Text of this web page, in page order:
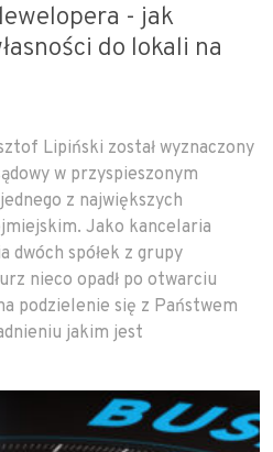
- jak
do lokali na
Lipiński został wyznaczony
w przyspieszonym
z największych
Jako kancelaria
dwóch spółek z grupy
nieco opadł po otwarciu
podzielenie się z Państwem
jakim jest